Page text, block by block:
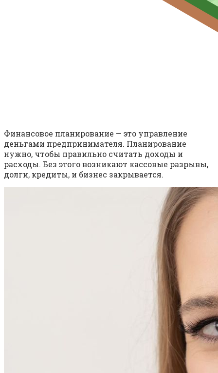
Финансовое планирование — это управление
деньгами предпринимателя. Планирование
нужно, чтобы правильно считать доходы и
расходы. Без этого возникают кассовые разрывы,
долги, кредиты, и бизнес закрывается.